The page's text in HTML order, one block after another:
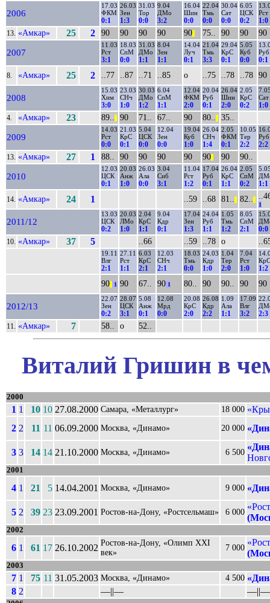
2006
17.03
ФКМ
0:1
26.03
Зен
1:3
31.03
Тор
0:0
9.04
ДМо
3:2
16.04
Шин
0:0
22.04
Тмь
0:0
30.04
Сат
0:0
6.05
ЦСК
0:2
Рст
1:0
13. «Амкар» 25 2 90 90 90 90 90 75.. 90 90 90
2007
11.03
Рст
3:1
18.03
СпМ
0:0
31.03
ДМо
1:1
8.04
Зен
1:1
14.04
Луч
0:1
21.04
Тмь
3:3
29.04
КрС
0:1
5.05
Куб
0:0
Руб
0:1
8. «Амкар» 25 2 ..77 ..87 ..71 ..85 о ..75 ..78 ..78 90
2008
15.03
Хим
3:0
23.03
СНч
1:0
30.03
ДМо
1:2
6.04
СпМ
1:1
12.04
ФКМ
2:0
20.04
Руб
0:1
26.04
Шин
2:0
2.05
КрС
0:2
Сат
1:0
4. «Амкар» 23 89.. 90 71.. 67.. 90 80.. 35..
2009
14.03
Рст
0:0
21.03
КрС
0:1
5.04
ЦСК
0:0
12.04
Зен
0:0
19.04
Куб
1:0
26.04
СНч
1:4
2.05
ФКМ
0:1
10.05
Тер
2:2
Руб
2:2
13. «Амкар» 27 1 88.. 90 90 90 90 90 90 90..
2010
12.03
ЦСК
0:1
20.03
Анж
1:0
26.03
Ала
0:0
3.04
Сиб
3:1
11.04
Рст
1:2
17.04
Руб
0:1
26.04
КрС
1:1
2.05
СпМ
0:2 1:1
14. «Амкар» 24 1 ..59 ..68 81.. 82..
1
2011/12
13.03
ЦСК
0:2
20.03
ЛМо
1:0
2.04
КрС
1:1
9.04
Кдр
0:1
17.04
Зен
1:3
24.04
Руб
1:1
1.05
Тмь
1:2
8.05
СпМ
2:1 0:0
10. «Амкар» 37 5 ..66 ..59 ..78 о
19.11
Влг
2:1
27.11
Рст
1:1
6.03
КрС
2:1
12.03
СНч
2:1
18.03
Тмь
0:0
24.03
Кдр
1:0
1.04
Тер
2:0
7.04
Рст
1:0
КрС
1:2
90 1 90 67.. 90 1 80.. 90 90.. 90 90
2012/13
22.07
Зен
0:2
28.07
ЦСК
3:1
5.08
Анж
0:1
12.08
Мрд
0:0
20.08
КрС
2:0
26.08
Кдр
2:2
1.09
Ала
1:1
17.09
Влг
3:2 2:3
11. «Амкар» 7 58.. о 52..
Виталий Гришин в
2000
1 1 10 10 27.08.2000 Самара, «Металлург» 18 000
2 2 11 11 06.09.2000 Москва, «Динамо» 20 000
3 3 14 14 21.10.2000 Москва, «Динамо» 6 500
2001
4 1 21 5 14.04.2001 Москва, «Динамо» 9 000
5 2 39 23 23.09.2001 Ростов-на-Дону, «Ростсельмаш» 6 000
2002
6 1 61 17 26.10.2002 Ростов-на-Дону, «Олимп XXI
век»
7 000
2003
7 1 75 11 31.05.2003 Москва, «Динамо» 4 500
8 2 ––||–– ––||––